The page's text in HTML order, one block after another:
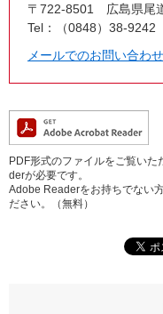
〒722-8501
広島県尾
Tel：（0848）38-9242
メールでのお問い合わ
PDF形式のファイルをご覧い
derが必要です。
Adobe Readerをお持ちでない
ださい。（無料）